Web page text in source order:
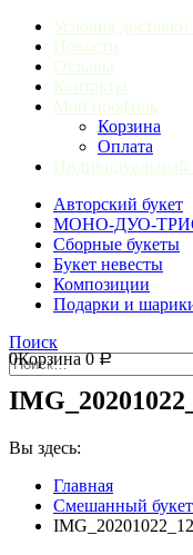
Условия
Новости
Отзывы
Контакты
Мой профиль
Корзина
Оплата
Индивидуальный
Авторский букет
МОНО-ДУО-
Сборные букеты
Букет невесты
Композиции
Подарки и
Поиск
0Корзина0Р
Вы здесь:
Главная
Смешанный